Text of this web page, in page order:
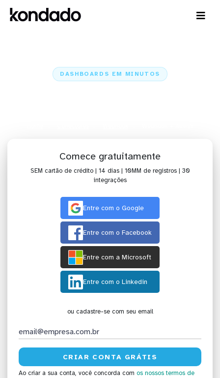
DASHBOARDS EM MINUTOS
Comece gratuitamente
SEM cartão de crédito | 14 dias | 10MM de registros | 30
integrações
Entre com o Google
Entre com o Facebook
Entre com a Microsoft
Entre com o Linkedin
ou cadastre-se com seu email
Ao criar a sua conta, você concorda com os nossos termos de